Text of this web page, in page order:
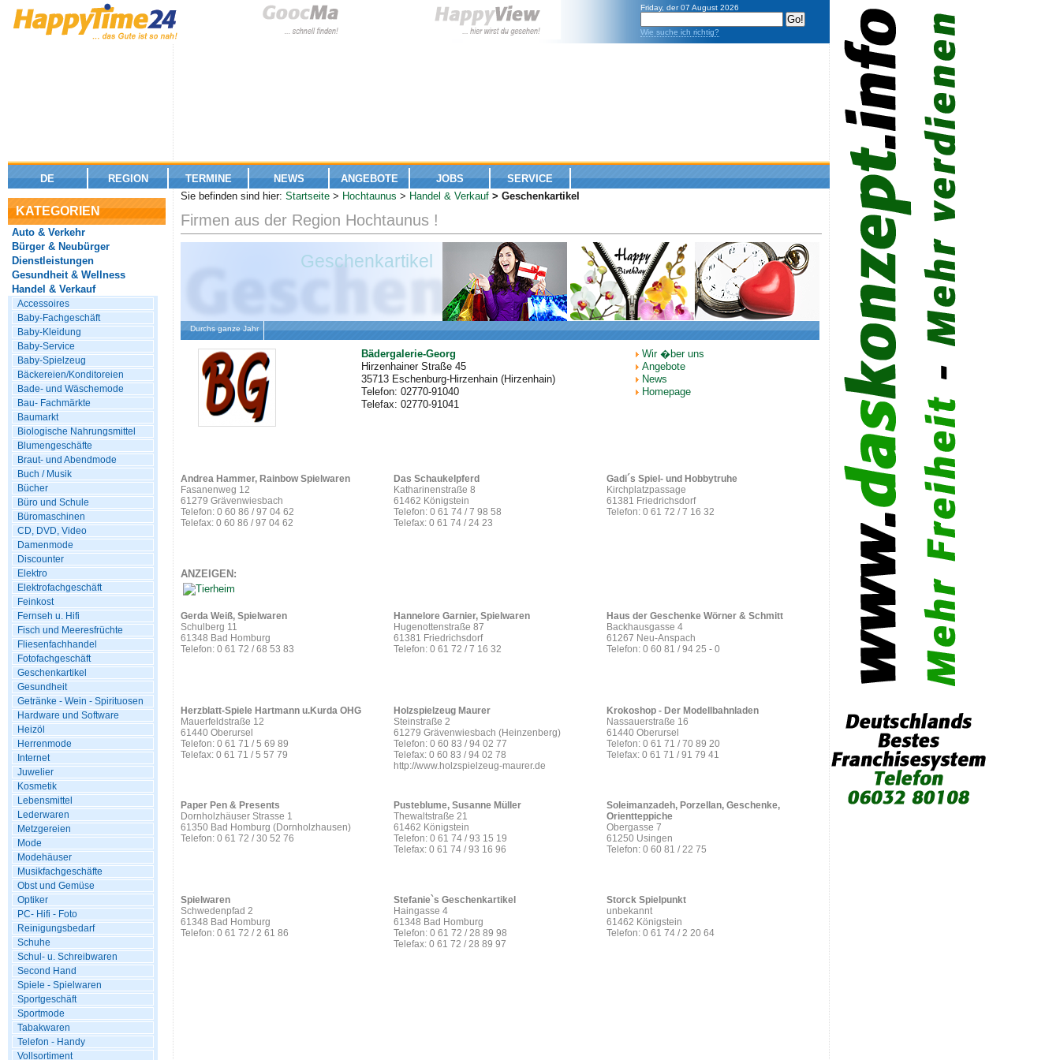
Friday, der 07 August 2026
Wie suche ich richtig?
DE REGION TERMINE NEWS ANGEBOTE JOBS SERVICE
KATEGORIEN
Auto & Verkehr
Bürger & Neubürger
Dienstleistungen
Gesundheit & Wellness
Handel & Verkauf
Accessoires
Baby-Fachgeschäft
Baby-Kleidung
Baby-Service
Baby-Spielzeug
Bäckereien/Konditoreien
Bade- und Wäschemode
Bau- Fachmärkte
Baumarkt
Biologische Nahrungsmittel
Blumengeschäfte
Braut- und Abendmode
Buch / Musik
Bücher
Büro und Schule
Büromaschinen
CD, DVD, Video
Damenmode
Discounter
Elektro
Elektrofachgeschäft
Feinkost
Fernseh u. Hifi
Fisch und Meeresfrüchte
Fliesenfachhandel
Fotofachgeschäft
Geschenkartikel
Gesundheit
Getränke - Wein - Spirituosen
Hardware und Software
Heizöl
Herrenmode
Internet
Juwelier
Kosmetik
Lebensmittel
Lederwaren
Metzgereien
Mode
Modehäuser
Musikfachgeschäfte
Obst und Gemüse
Optiker
PC- Hifi - Foto
Reinigungsbedarf
Schuhe
Schul- u. Schreibwaren
Second Hand
Spiele - Spielwaren
Sportgeschäft
Sportmode
Tabakwaren
Telefon - Handy
Vollsortiment
Sie befinden sind hier: Startseite > Hochtaunus > Handel & Verkauf > Geschenkartikel
Firmen aus der Region Hochtaunus !
Geschenkartikel
Durchs ganze Jahr
Bädergalerie-Georg
Hirzenhainer Straße 45
35713 Eschenburg-Hirzenhain (Hirzenhain)
Telefon: 02770-91040
Telefax: 02770-91041
Wir �ber uns
Angebote
News
Homepage
Andrea Hammer, Rainbow Spielwaren
Fasanenweg 12
61279 Grävenwiesbach
Telefon: 0 60 86 / 97 04 62
Telefax: 0 60 86 / 97 04 62
Das Schaukelpferd
Katharinenstraße 8
61462 Königstein
Telefon: 0 61 74 / 7 98 58
Telefax: 0 61 74 / 24 23
Gadi´s Spiel- und Hobbytruhe
Kirchplatzpassage
61381 Friedrichsdorf
Telefon: 0 61 72 / 7 16 32
ANZEIGEN:
Gerda Weiß, Spielwaren
Schulberg 11
61348 Bad Homburg
Telefon: 0 61 72 / 68 53 83
Hannelore Garnier, Spielwaren
Hugenottenstraße 87
61381 Friedrichsdorf
Telefon: 0 61 72 / 7 16 32
Haus der Geschenke Wörner & Schmitt
Backhausgasse 4
61267 Neu-Anspach
Telefon: 0 60 81 / 94 25 - 0
Herzblatt-Spiele Hartmann u.Kurda OHG
Mauerfeldstraße 12
61440 Oberursel
Telefon: 0 61 71 / 5 69 89
Telefax: 0 61 71 / 5 57 79
Holzspielzeug Maurer
Steinstraße 2
61279 Grävenwiesbach (Heinzenberg)
Telefon: 0 60 83 / 94 02 77
Telefax: 0 60 83 / 94 02 78
http://www.holzspielzeug-maurer.de
Krokoshop - Der Modellbahnladen
Nassauerstraße 16
61440 Oberursel
Telefon: 0 61 71 / 70 89 20
Telefax: 0 61 71 / 91 79 41
Paper Pen & Presents
Dornholzhäuser Strasse 1
61350 Bad Homburg (Dornholzhausen)
Telefon: 0 61 72 / 30 52 76
Pusteblume, Susanne Müller
Thewaltstraße 21
61462 Königstein
Telefon: 0 61 74 / 93 15 19
Telefax: 0 61 74 / 93 16 96
Soleimanzadeh, Porzellan, Geschenke,
Orientteppiche
Obergasse 7
61250 Usingen
Telefon: 0 60 81 / 22 75
Spielwaren
Schwedenpfad 2
61348 Bad Homburg
Telefon: 0 61 72 / 2 61 86
Stefanie`s Geschenkartikel
Haingasse 4
61348 Bad Homburg
Telefon: 0 61 72 / 28 89 98
Telefax: 0 61 72 / 28 89 97
Storck Spielpunkt
unbekannt
61462 Königstein
Telefon: 0 61 74 / 2 20 64